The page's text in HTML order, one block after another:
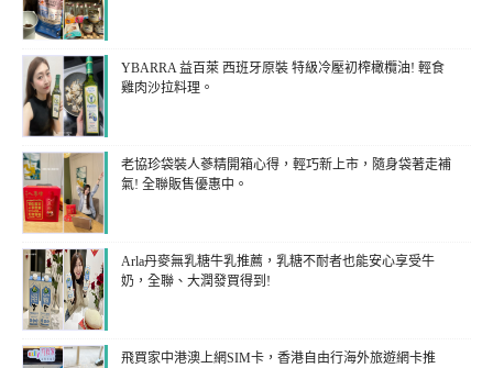
YBARRA 益百萊 西班牙原裝 特級冷壓初榨橄欖油! 輕食
雞肉沙拉料理。
老協珍袋裝人蔘精開箱心得，輕巧新上市，隨身袋著走補
氣! 全聯販售優惠中。
Arla丹麥無乳糖牛乳推薦，乳糖不耐者也能安心享受牛
奶，全聯、大潤發買得到!
飛買家中港澳上網SIM卡，香港自由行海外旅遊網卡推